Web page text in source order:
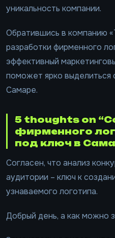
уникальность компании.
Обратившись в компанию
разработки фирменного
эффективный
поможет ярко выделиться
Самаре.
5 thoughts on
фирменного
под ключ в
Согласен, что анализ
аудитории – ключ к
узнаваемого логотипа.
Добрый день, а как можно